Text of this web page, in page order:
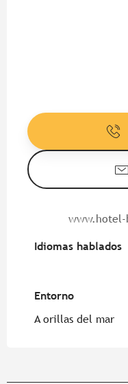
Idiomas hablados
Idiomas hablados
Entorno
Entorno
A orillas del mar